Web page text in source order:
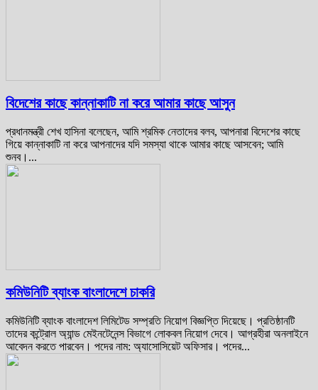
বিদেশের কাছে কান্নাকাটি না করে আমার কাছে আসুন
প্রধানমন্ত্রী শেখ হাসিনা বলেছেন, আমি শ্রমিক নেতাদের বলব, আপনারা বিদেশের কাছে
গিয়ে কান্নাকাটি না করে আপনাদের যদি সমস্যা থাকে আমার কাছে আসবেন; আমি
শুনব।...
কমিউনিটি ব্যাংক বাংলাদেশে চাকরি
কমিউনিটি ব্যাংক বাংলাদেশ লিমিটেড সম্প্রতি নিয়োগ বিজ্ঞপ্তি দিয়েছে। প্রতিষ্ঠানটি
তাদের কন্ট্রোল অ্যান্ড মেইনটেনেন্স বিভাগে লোকবল নিয়োগ দেবে। আগ্রহীরা অনলাইনে
আবেদন করতে পারবেন। পদের নাম: অ্যাসোসিয়েট অফিসার। পদের...